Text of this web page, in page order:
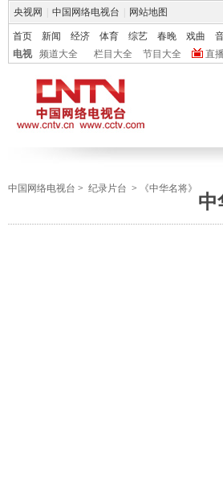
央视网 中国网络电视台 网站地图
首页 新闻 经济 体育 综艺 春晚 戏曲
电视
频道大全 栏目大全 节目大全 直
中国网络电视台 > 纪录片台 > 《中华名将》
中